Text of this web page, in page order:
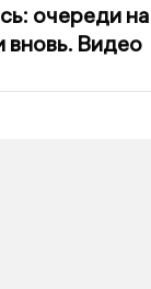
очереди
Видео